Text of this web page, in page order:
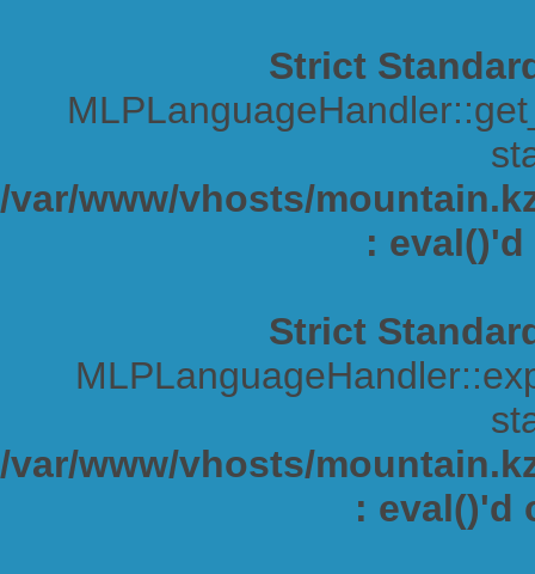
Strict
/var/www/vhosts/
:
Strict
/var/www/vhosts/
: eval()'d